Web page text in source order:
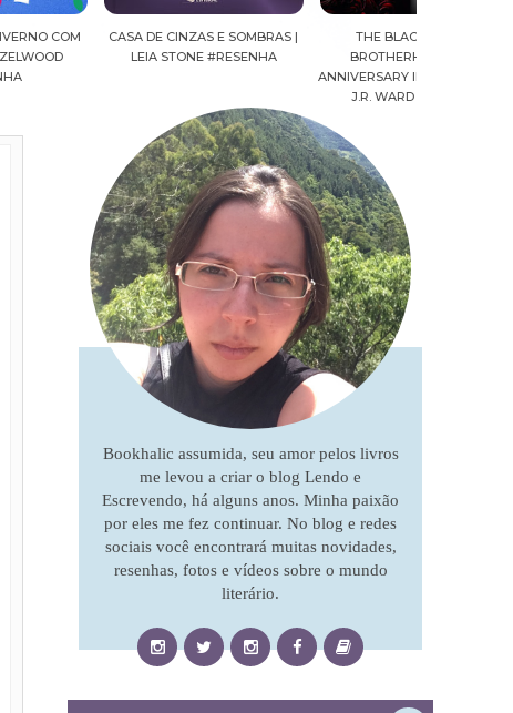
DE CINZAS E SOMBRAS |
LEIA STONE #RESENHA
THE BLACK DAGGER
BROTHERHOOD: 20TH
ANNIVERSARY INSIDER'S GUIDE |
J.R. WARD #RESENHA
Bookhalic assumida, seu amor pelos livros
me levou a criar o blog Lendo e
Escrevendo, há alguns anos. Minha paixão
por eles me fez continuar. No blog e redes
sociais você encontrará muitas novidades,
resenhas, fotos e vídeos sobre o mundo
literário.